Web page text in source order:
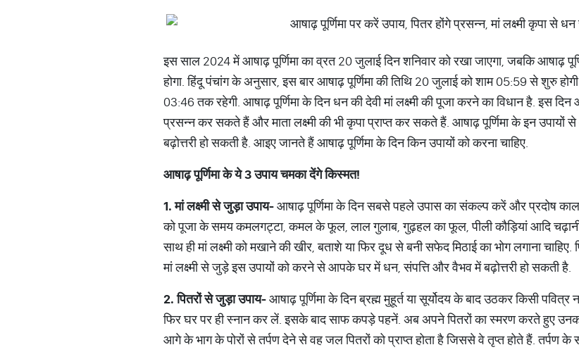
इस साल 2024 में आषाढ़ पूर्णिमा का व्रत 20 जुलाई दिन शनिवार को रखा जाएगा, जबकि आषाढ़
होगा. हिंदू पंचांग के अनुसार, इस बार आषाढ़ पूर्णिमा की तिथि 20 जुलाई को शाम 05:59 से शुरु
03:46 तक रहेगी. आषाढ़ पूर्णिमा के दिन धन की देवी मां लक्ष्मी की पूजा करने का विधान है. इस
प्रसन्न कर सकते हैं और माता लक्ष्मी की भी कृपा प्राप्त कर सकते हैं. आषाढ़ पूर्णिमा के इन
बढ़ोत्तरी हो सकती है. आइए जानते हैं आषाढ़ पूर्णिमा के दिन किन उपायों को करना चाहिए.
आषाढ़ पूर्णिमा के ये 3 उपाय चमका देंगे किस्मत!
1.मांलक्ष्मीसेजुड़ाउपाय-आषाढ़ पूर्णिमा के दिन सबसे पहले उपास का संकल्प करें और प्रदोष काल में
को पूजा के समय कमलगट्टा, कमल के फूल, लाल गुलाब, गुढ़हल का फूल, पीली कौड़ियां आदि चढ़ानी
साथ ही मां लक्ष्मी को मखाने की खीर, बताशे या फिर दूध से बनी सफेद मिठाई का भोग लगाना
मां लक्ष्मी से जुड़े इस उपायों को करने से आपके घर में धन, संपत्ति और वैभव में बढ़ोत्तरी हो सकती है.
2.पितरोंसेजुड़ाउपाय-आषाढ़ पूर्णिमा के दिन ब्रह्म मुहूर्त या सूर्योदय के बाद उठकर किसी
फिर घर पर ही स्नान कर लें. इसके बाद साफ कपड़े पहनें. अब अपने पितरों का स्मरण करते हुए
आगे के भाग के पोरों से तर्पण देने से वह जल पितरों को प्राप्त होता है जिससे वे तृप्त होते हैं.